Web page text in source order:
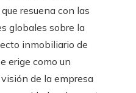
resuena con las
globales sobre la
inmobiliario de
erige como un
de la empresa